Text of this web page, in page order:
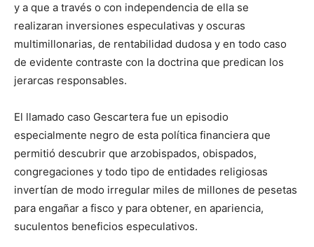
y a que a través o con independencia de ella se
realizaran inversiones especulativas y oscuras
multimillonarias, de rentabilidad dudosa y en todo caso
de evidente contraste con la doctrina que predican los
jerarcas responsables.
El llamado caso Gescartera fue un episodio
especialmente negro de esta política financiera que
permitió descubrir que arzobispados, obispados,
congregaciones y todo tipo de entidades religiosas
invertían de modo irregular miles de millones de pesetas
para engañar a fisco y para obtener, en apariencia,
suculentos beneficios especulativos.